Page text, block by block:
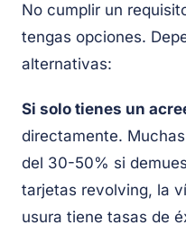
No cumplir un
tengas opciones.
alternativas:
Si solo tienes un
directamente.
del 30-50% si
tarjetas revolving, la
usura tiene tasas de